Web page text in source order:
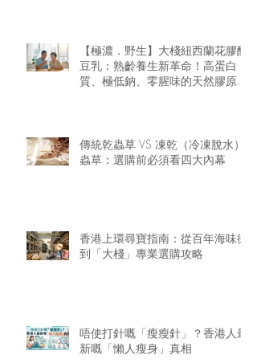
【極濃．野生】大棧紐西蘭花膠醇
豆乳：熟齡養生新革命！高蛋白
質、極低鈉、零腥味的天然膠原精
傳統乾蟲草 VS 凍乾（冷凍脫水）
蟲草：選購前必須看四大內幕
香港上環尋寶指南：從百年海味街
到「大棧」專業選購攻略
唔使打針嘅「瘦瘦針」？香港人最
新嘅「懶人瘦身」真相